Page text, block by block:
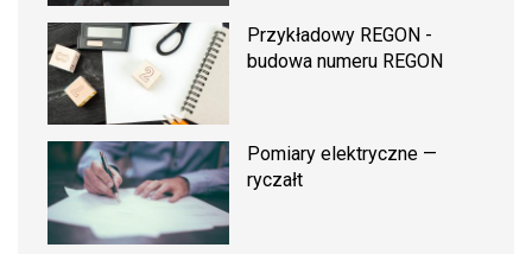
Przykładowy REGON -
budowa numeru REGON
Pomiary elektryczne —
ryczałt